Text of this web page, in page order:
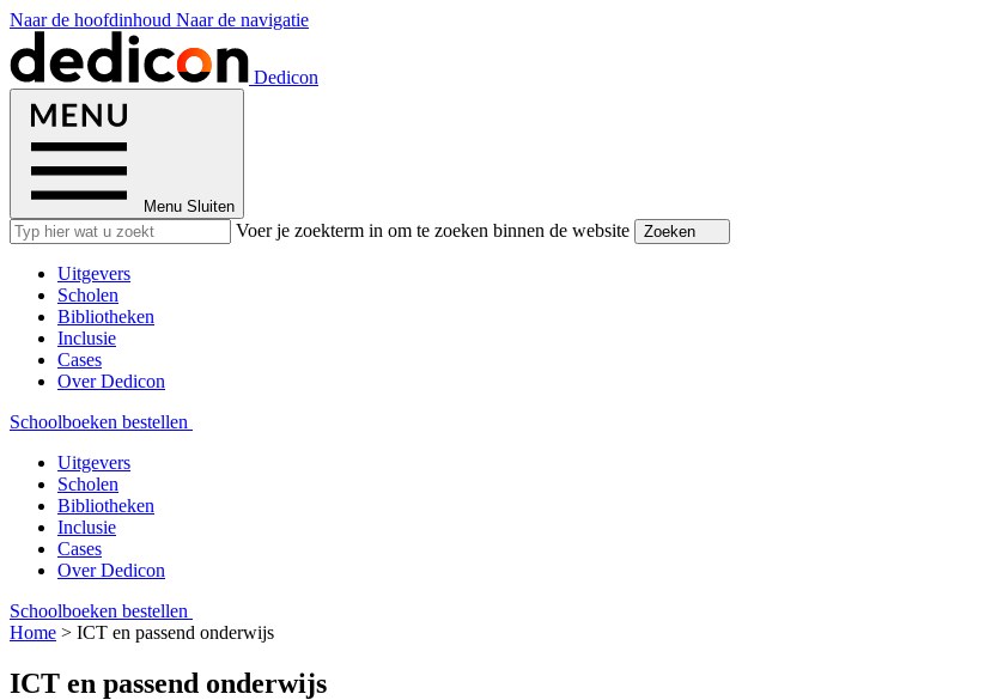
Naar de hoofdinhoud Naar de navigatie
Dedicon
Menu Sluiten
Voer je zoekterm in om te zoeken binnen de website Zoeken
Uitgevers
Scholen
Bibliotheken
Inclusie
Cases
Over Dedicon
Schoolboeken bestellen
Uitgevers
Scholen
Bibliotheken
Inclusie
Cases
Over Dedicon
Schoolboeken bestellen
Home > ICT en passend onderwijs
ICT en passend onderwijs